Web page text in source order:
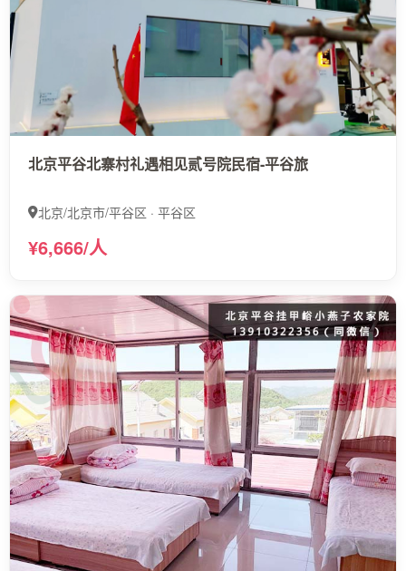
北京平谷北寨村礼遇相见贰号院民宿-平谷旅
北京/北京市/平谷区 · 平谷区
¥6,666/人